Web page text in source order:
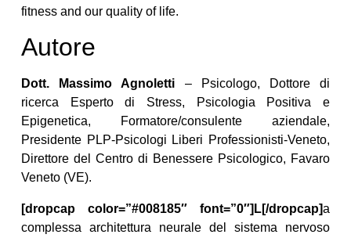
fitness and our quality of life.
Autore
Dott. Massimo Agnoletti – Psicologo, Dottore di
ricerca Esperto di Stress, Psicologia Positiva e
Epigenetica, Formatore/consulente aziendale,
Presidente PLP-Psicologi Liberi Professionisti-Veneto,
Direttore del Centro di Benessere Psicologico, Favaro
Veneto (VE).
[dropcap color=”#008185″ font=”0″]L[/dropcap]a
complessa architettura neurale del sistema nervoso